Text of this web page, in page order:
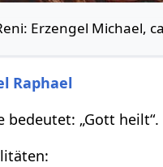
Erzengel Michael,
Raphael
bedeutet: „Gott heilt“.